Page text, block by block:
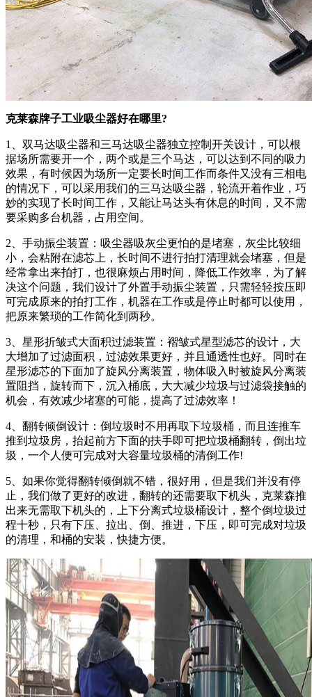
克莱森牌子工业吸尘器好在哪里?
1、双马达吸尘器和三马达吸尘器独立控制开关设计，可以根
据场所需要开一个，两个或是三个马达，可以达到不同的吸力
效果，有时候因为场所一定要长时间工作而条件又没有三相电
的情况下，可以采用我们的三马达吸尘器，轮流开着作业，巧
妙的实现了长时间工作，又能让马达头有休息的时间，又不需
要采购多台机器，占用空间。
2、手动振尘装置：吸尘器吸灰尘更怕的是堵塞，灰尘比较细
小，会粘附在滤芯上，长时间不进行拍打清理就会堵塞，但是
经常拿出来拍打，也很麻烦占用时间，降低工作效率，为了解
决这个问题，我们设计了外置手动振尘装置，只需轻轻按压即
可完成原来的拍打工作，机器在工作或是停止时都可以使用，
把原来繁琐的工作简化到两秒。
3、星形折皱式大面积过滤装置：褶皱式星型滤芯的设计，大
大增加了过滤面积，过滤效果更好，并且通透性也好。同时在
星形滤芯的下面加了旋风分离装置，物体吸入时被旋风分离装
置阻挡，旋转而下，沉入桶底，大大减少垃圾与过滤袋接触的
机会，有效减少堵塞的可能，提高了过滤效率！
4、翻转倾倒设计：倒垃圾时不用再取下垃圾桶，而且连推车
推到垃圾房，抬起前方下面的扶手即可把垃圾桶翻转，倒出垃
圾，一个人便可完成对大容量垃圾桶的清倒工作!
5、如果你觉得翻转倾倒就不错，很好用，但是我们并没有停
止，我们做了更好的改进，翻转的还需要取下机头，克莱森推
出来无需取下机头的，上下分离式垃圾桶设计，整个倒垃圾过
程十秒，只有下压、拉出、倒、推进，下压，即可完成对垃圾
的清理，和桶的安装，快捷方便。